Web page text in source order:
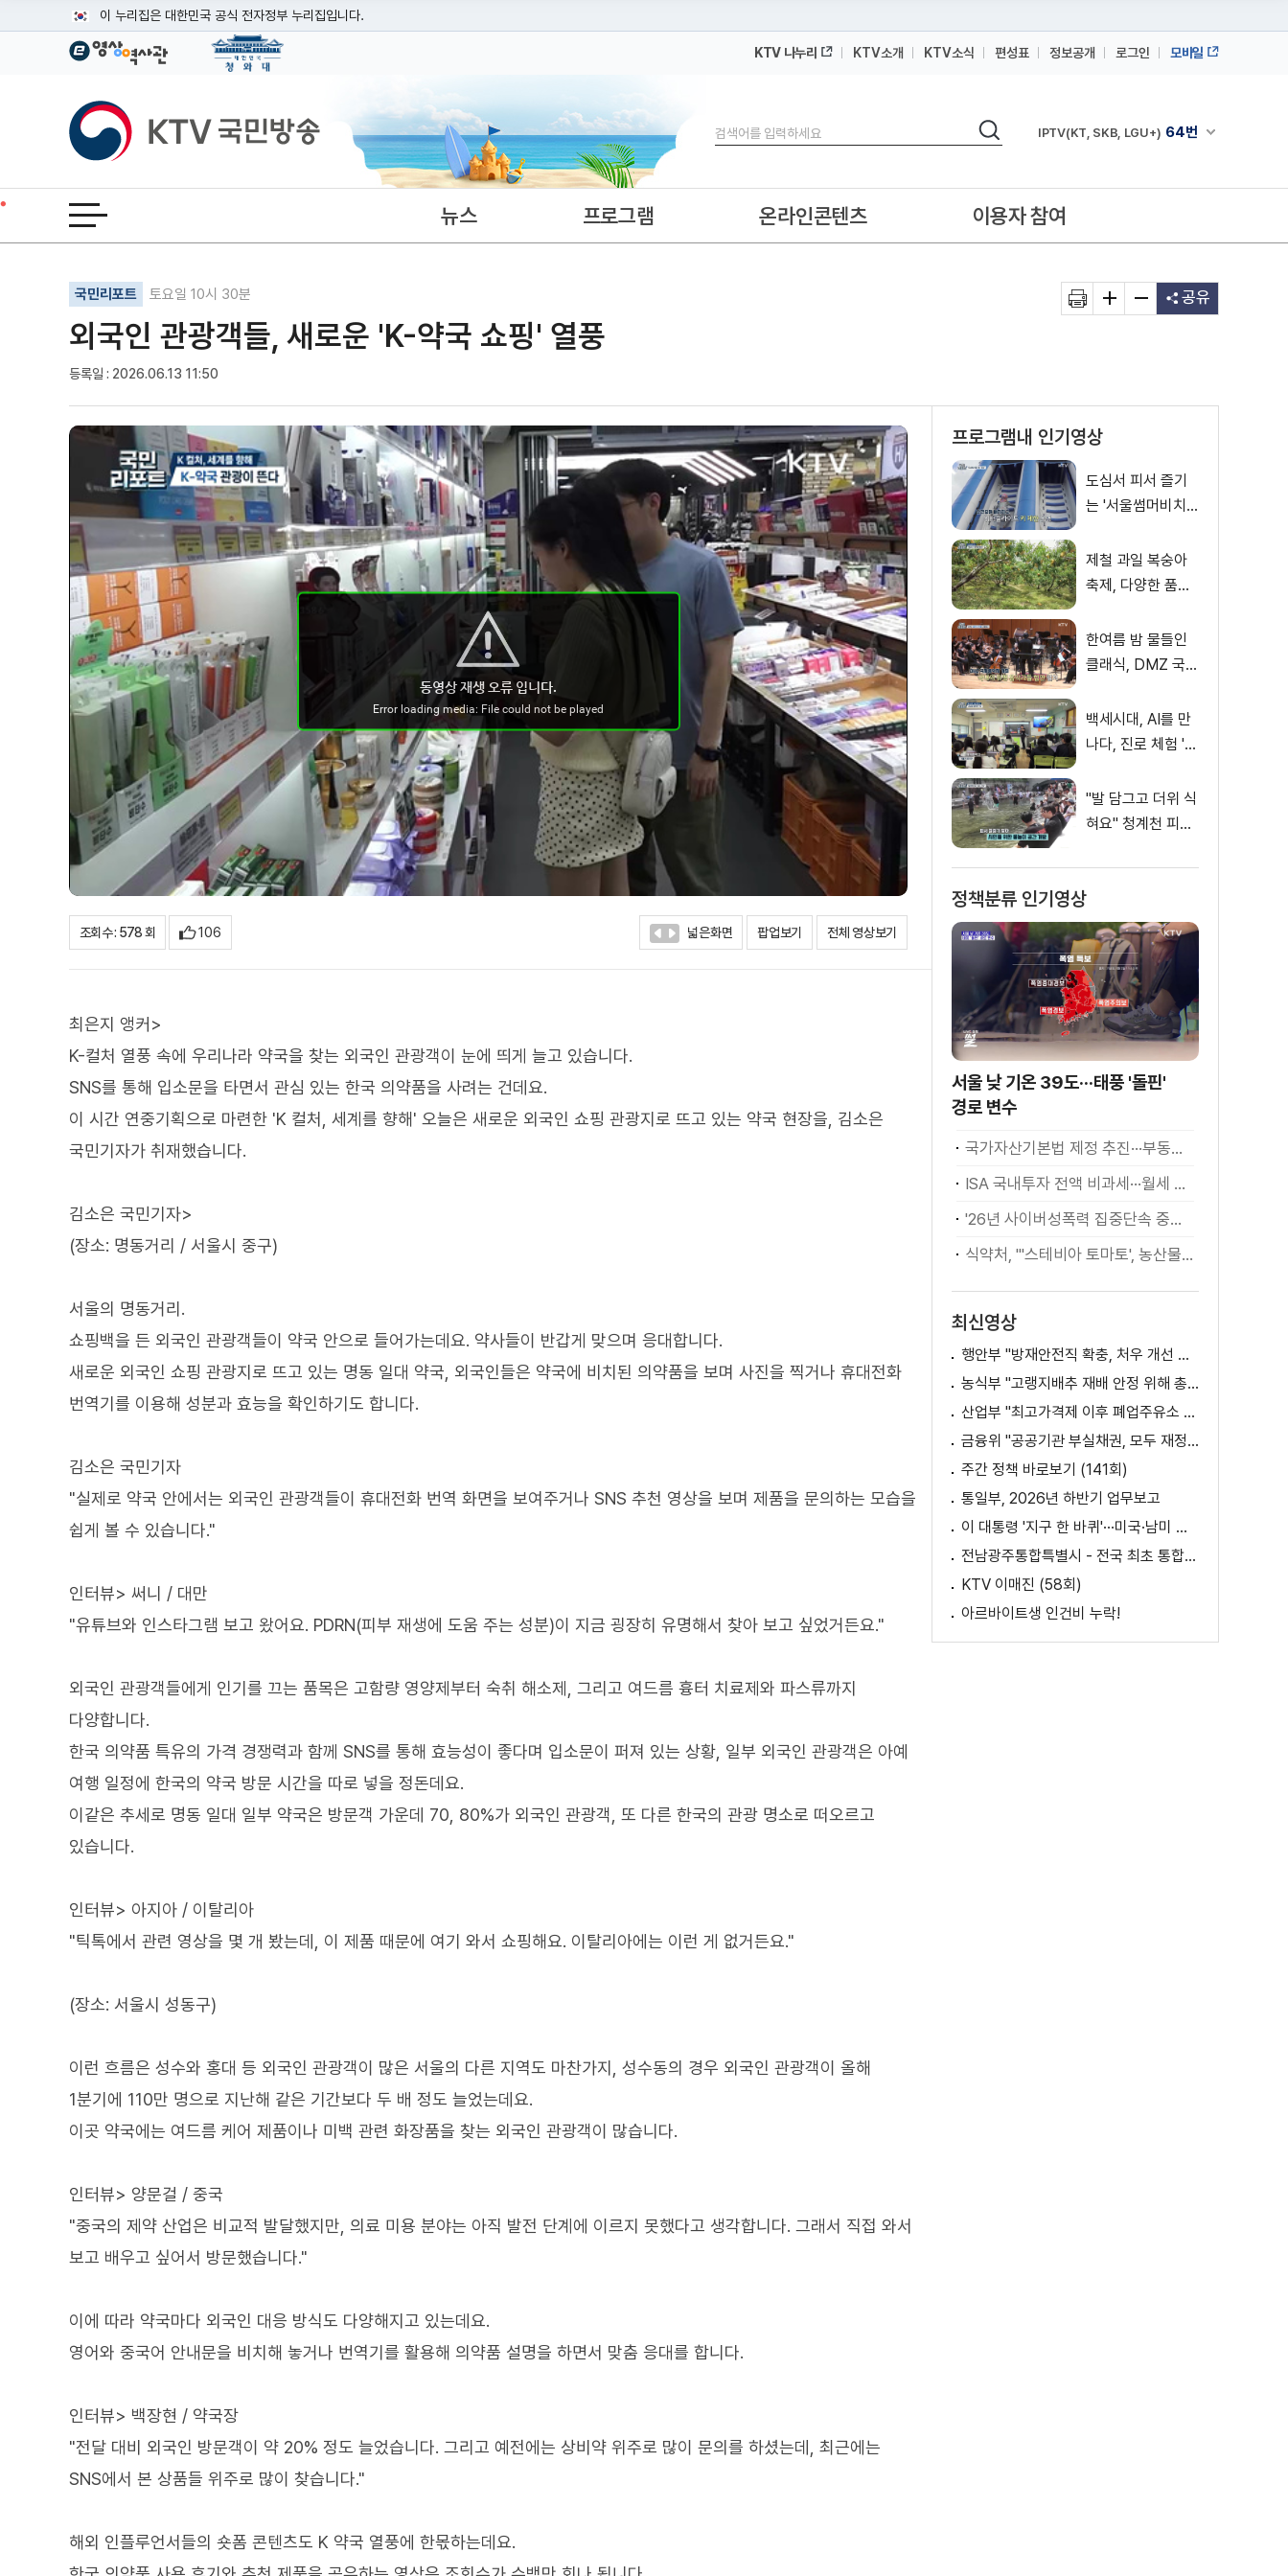
이 누리집은 대한민국 공식 전자정부 누리집입니다.
공식 누리집 주소 확인하기
이밖에 or.kr 또는 .kr등 다른 도메인 주소를 사용하고 있다면 아래 URL에서 도메인 주소를 확인해 보세요
운영중인 공식 누리집보기
KTV 나누리 KTV소개 KTV소식 편성표 정보공개 로그인 모바일
KTV국민방송
검색
검색 채널안내 펼쳐
스카이라이프 164번
스카이라이프 164번
스카이라이프
전체메뉴 열기 뉴스 프로그램 온라인콘텐츠 이용자 참여
국민리포트 토요일 10시 30분
외국인 관광객들, 새로운 'K-약국 쇼핑' 열풍
등록일 : 2026.06.13 11:50
기사인쇄
글자확대
글자축소 공유
조회수 : 578 회 106 넓은화면 팝업보기 전체 영상보기
최은지 앵커>
K-컬처 열풍 속에 우리나라 약국을 찾는 외국인 관광객이 눈에 띄게 늘고 있습니다.
SNS를 통해 입소문을 타면서 관심 있는 한국 의약품을 사려는 건데요.
이 시간 연중기획으로 마련한 'K 컬처, 세계를 향해' 오늘은 새로운 외국인 쇼핑 관광지로 뜨고 있는 약국 현장을, 김소은
국민기자가 취재했습니다.
김소은 국민기자>
(장소: 명동거리 / 서울시 중구)
서울의 명동거리.
쇼핑백을 든 외국인 관광객들이 약국 안으로 들어가는데요. 약사들이 반갑게 맞으며 응대합니다.
새로운 외국인 쇼핑 관광지로 뜨고 있는 명동 일대 약국, 외국인들은 약국에 비치된 의약품을 보며 사진을 찍거나 휴대전화
번역기를 이용해 성분과 효능을 확인하기도 합니다.
김소은 국민기자
"실제로 약국 안에서는 외국인 관광객들이 휴대전화 번역 화면을 보여주거나 SNS 추천 영상을 보며 제품을 문의하는 모습을
쉽게 볼 수 있습니다."
인터뷰> 써니 / 대만
"유튜브와 인스타그램 보고 왔어요. PDRN(피부 재생에 도움 주는 성분)이 지금 굉장히 유명해서 찾아 보고 싶었거든요."
외국인 관광객들에게 인기를 끄는 품목은 고함량 영양제부터 숙취 해소제, 그리고 여드름 흉터 치료제와 파스류까지
다양합니다.
한국 의약품 특유의 가격 경쟁력과 함께 SNS를 통해 효능성이 좋다며 입소문이 퍼져 있는 상황, 일부 외국인 관광객은 아예
여행 일정에 한국의 약국 방문 시간을 따로 넣을 정돈데요.
이같은 추세로 명동 일대 일부 약국은 방문객 가운데 70, 80%가 외국인 관광객, 또 다른 한국의 관광 명소로 떠오르고
있습니다.
인터뷰> 아지아 / 이탈리아
"틱톡에서 관련 영상을 몇 개 봤는데, 이 제품 때문에 여기 와서 쇼핑해요. 이탈리아에는 이런 게 없거든요."
(장소: 서울시 성동구)
이런 흐름은 성수와 홍대 등 외국인 관광객이 많은 서울의 다른 지역도 마찬가지, 성수동의 경우 외국인 관광객이 올해
1분기에 110만 명으로 지난해 같은 기간보다 두 배 정도 늘었는데요.
이곳 약국에는 여드름 케어 제품이나 미백 관련 화장품을 찾는 외국인 관광객이 많습니다.
인터뷰> 양문걸 / 중국
"중국의 제약 산업은 비교적 발달했지만, 의료 미용 분야는 아직 발전 단계에 이르지 못했다고 생각합니다. 그래서 직접 와서
보고 배우고 싶어서 방문했습니다."
이에 따라 약국마다 외국인 대응 방식도 다양해지고 있는데요.
영어와 중국어 안내문을 비치해 놓거나 번역기를 활용해 의약품 설명을 하면서 맞춤 응대를 합니다.
인터뷰> 백장현 / 약국장
"전달 대비 외국인 방문객이 약 20% 정도 늘었습니다. 그리고 예전에는 상비약 위주로 많이 문의를 하셨는데, 최근에는
SNS에서 본 상품들 위주로 많이 찾습니다."
해외 인플루언서들의 숏폼 콘텐츠도 K 약국 열풍에 한몫하는데요.
프로그램내 인기영상
도심서 피서 즐기
는 '서울썸머비치'
제철 과일 복숭아
축제, 다양한 품종·
한여름 밤 물들인
클래식, DMZ 국제
백세시대, AI를 만
나다, 진로 체험 'AI
이스
"발 담그고 더위 식
혀요" 청계천 피서
정책분류 인기영상
서울 낮 기온 39도···태풍 '돌핀'
경로 변수
국가자산기본법 제정 추진···부동산·주식 등 통합 관리
ISA 국내투자 전액 비과세···월세 세액공제 확대
'26년 사이버성폭력 집중단속 중간성과 발표···향후 추진계획은?
식약처, "'스테비아 토마토', 농산물 아닌 가공식품"
최신영상
행안부 "방재안전직 확충, 처우 개선 등 위한 제도개선 추진"
농식부 "고랭지배추 재배 안정 위해 총력···배추가격 점차 안정세"
산업부 "최고가격제 이후 폐업주유소 증가? 사실 아냐"
금융위 "공공기관 부실채권, 모두 재정으로 보전되는 것 아냐"
주간 정책 바로보기 (141회)
통일부, 2026년 하반기 업무보고
이 대통령 '지구 한 바퀴'···미국·남미 순방 성과는? / AX 대전환의 시대! 국민 위한 적극 행정은?
전남광주통합특별시 - 전국 최초 통합돌봄 모델
KTV 이매진 (58회)
아르바이트생 인건비 누락!